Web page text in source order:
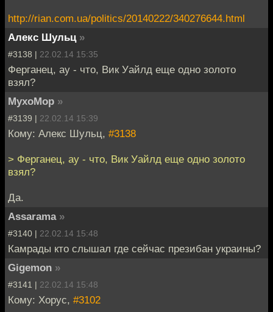
http://rian.com.ua/politics/20140222/340276644.html
Алекс Шульц »
#3138 | 22.02.14 15:35
Ферганец, ау - что, Вик Уайлд еще одно золото
взял?
MyxoMop »
#3139 | 22.02.14 15:39
Кому: Алекс Шульц, #3138
> Ферганец, ау - что, Вик Уайлд еще одно золото
взял?
Да.
Assarama »
#3140 | 22.02.14 15:48
Камрады кто слышал где сейчас презибан украины?
Gigemon »
#3141 | 22.02.14 15:48
Кому: Xopyc, #3102